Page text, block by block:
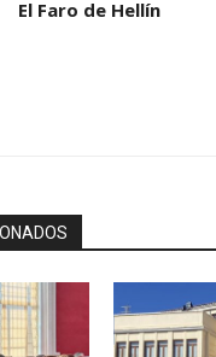
El Faro de Hellín